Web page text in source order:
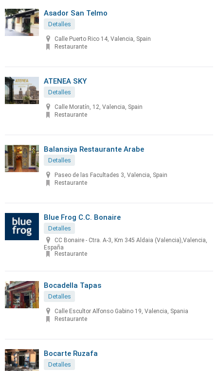
Asador San Telmo
Detalles
Calle Puerto Rico 14, Valencia, Spain
Restaurante
ATENEA SKY
Detalles
Calle Moratín, 12, Valencia, Spain
Restaurante
Balansiya Restaurante Arabe
Detalles
Paseo de las Facultades 3, Valencia, Spain
Restaurante
Blue Frog C.C. Bonaire
Detalles
CC Bonaire - Ctra. A-3, Km 345 Aldaia (Valencia),Valencia,
España
Restaurante
Bocadella Tapas
Detalles
Calle Escultor Alfonso Gabino 19, Valencia, Spania
Restaurante
Bocarte Ruzafa
Detalles